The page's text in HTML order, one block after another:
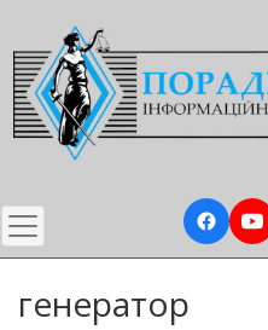
до
основного
вмісту
генератор